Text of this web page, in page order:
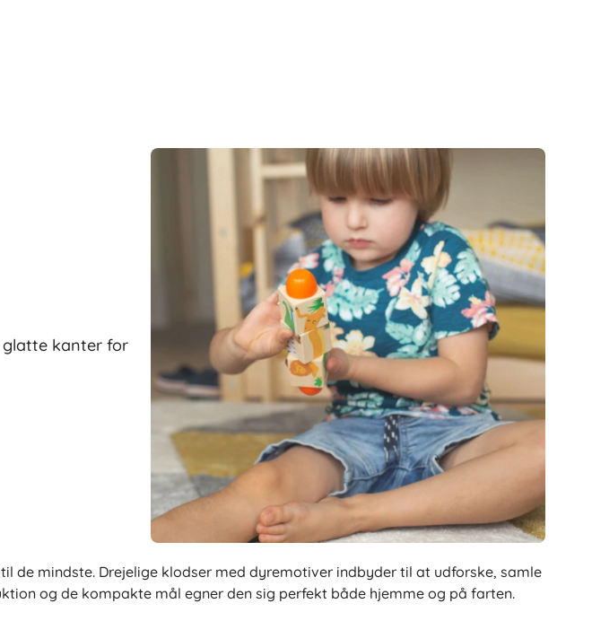
kanter for
de mindste. Drejelige klodser med dyremotiver indbyder til at udforske, samle
og de kompakte mål egner den sig perfekt både hjemme og på farten.